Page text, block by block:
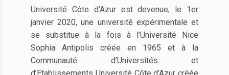
Université Côte d’Azur est devenue, le 1er
janvier 2020, une université expérimentale et
se substitue à la fois à l’Université Nice
Sophia Antipolis créée en 1965 et à la
Communauté d’Universités et